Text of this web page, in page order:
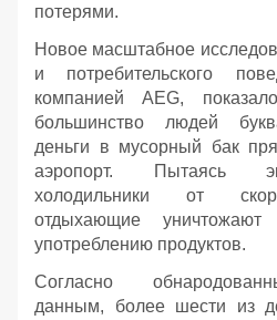
потерями.
Новое масштабное
и потребительского
компанией AEG,
большинство людей
деньги в мусорный бак
аэропорт. Пытаясь
холодильники от
отдыхающие
употреблению продуктов.
Согласно
данным, более шести из